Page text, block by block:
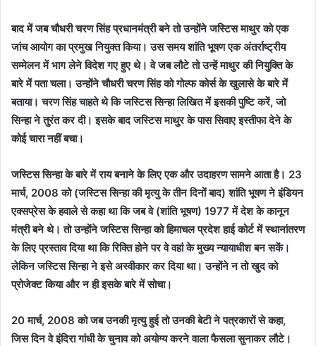
बाद में जब चौधरी चरण सिंह प्रधानमंत्री बने तो उन्होंने जस्टिस माथुर को एक
जांच आयोग का प्रमुख नियुक्त किया। उस समय शांति भूषण एक अंतर्राष्ट्रीय
सम्मेलन में भाग लेने विदेश गए हुए थे। वे जब लौटे तो उन्हें माथुर की नियुक्ति के
बारे में पता चला। उन्होंने चौधरी चरण सिंह को गोल्फ कोर्स के खुलासे के बारे में
बताया। चरण सिंह चाहते थे कि जस्टिस सिन्हा लिखित में इसकी पुष्टि करें, जो
सिन्हा ने तुरंत कर दी। इसके बाद जस्टिस माथुर के पास सिवाए इस्तीफा देने के
कोई चारा नहीं बचा।
जस्टिस सिन्हा के बारे में राय बनाने के लिए एक और उदाहरण सामने आता है। 23
मार्च, 2008 को (जस्टिस सिन्हा की मृत्यु के तीन दिनों बाद) शांति भूषण ने इंडियन
एक्सप्रेस के हवाले से कहा था कि जब वे (शांति भूषण) 1977 में देश के कानून
मंत्री बने थे। तो उन्होंने जस्टिस सिन्हा को हिमाचल प्रदेश हाई कोर्ट में स्थानांतरण
के लिए प्रस्ताव दिया था कि रिक्ति होने पर वे वहां के मुख्य न्यायाधीश बन सकें।
लेकिन जस्टिस सिन्हा ने इसे अस्वीकार कर दिया था। उन्होंने न तो खुद को
प्रोजेक्ट किया और न ही इसके बारे में सोचा।
20 मार्च, 2008 को जब उनकी मृत्यु हुई तो उनकी बेटी ने पत्रकारों से कहा,
जिस दिन वे इंदिरा गांधी के चुनाव को अयोग्य करने वाला फैसला सुनाकर लौटे।